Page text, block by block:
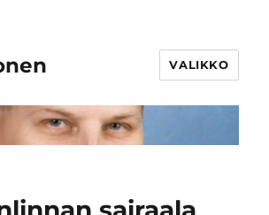
VALIKKO